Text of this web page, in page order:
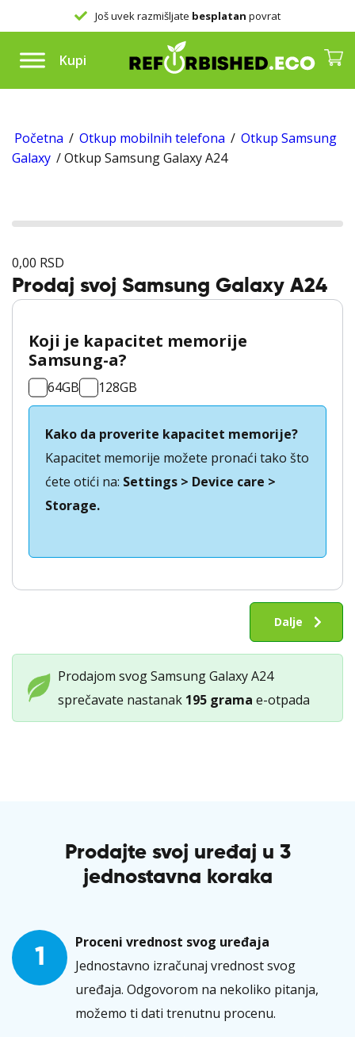
Još uvek razmišljate besplatan povrat
Kupi
Početna / Otkup mobilnih telefona / Otkup Samsung
Galaxy / Otkup Samsung Galaxy A24
0,00 RSD
Prodaj svoj Samsung Galaxy A24
Koji je kapacitet memorije
Samsung-a?
64GB 128GB
Kako da proverite kapacitet memorije?
Kapacitet memorije možete pronaći tako što
ćete otići na: Settings > Device care >
Storage.
Dalje
A24
količina Prodajom svog Samsung Galaxy A24
sprečavate nastanak 195 grama e-otpada
Prodajte svoj uređaj u 3
jednostavna koraka
1
Proceni vrednost svog uređaja
Jednostavno izračunaj vrednost svog
uređaja. Odgovorom na nekoliko pitanja,
možemo ti dati trenutnu procenu.